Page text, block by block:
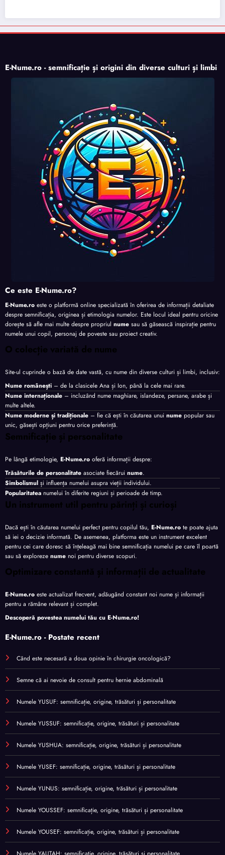
E-Nume.ro - semnificație și origini din diverse culturi și limbi
Ce este E-Nume.ro?
E-Nume.ro este o platformă online specializată în oferirea de informații detaliate
despre semnificația, originea și etimologia numelor. Este locul ideal pentru oricine
dorește să afle mai multe despre propriul nume sau să găsească inspirație pentru
numele unui copil, personaj de poveste sau proiect creativ.
O colecție variată de nume
Site-ul cuprinde o bază de date vastă, cu nume din diverse culturi și limbi, inclusiv:
Nume românești – de la clasicele Ana și Ion, până la cele mai rare.
Nume internaționale – incluzând nume maghiare, islandeze, persane, arabe și
multe altele.
Nume moderne și tradiționale – fie că ești în căutarea unui nume popular sau
unic, găsești opțiuni pentru orice preferință.
Semnificație și personalitate
Pe lângă etimologie, E-Nume.ro oferă informații despre:
Trăsăturile de personalitate asociate fiecărui nume.
Simbolismul și influența numelui asupra vieții individului.
Popularitatea numelui în diferite regiuni și perioade de timp.
Un instrument util pentru părinți și curioși
Dacă ești în căutarea numelui perfect pentru copilul tău, E-Nume.ro te poate ajuta
să iei o decizie informată. De asemenea, platforma este un instrument excelent
pentru cei care doresc să înțeleagă mai bine semnificația numelui pe care îl poartă
sau să exploreze nume noi pentru diverse scopuri.
Optimizare constantă și informații de actualitate
E-Nume.ro este actualizat frecvent, adăugând constant noi nume și informații
pentru a rămâne relevant și complet.
Descoperă povestea numelui tău cu E-Nume.ro!
E-Nume.ro - Postate recent
Când este necesară a doua opinie în chirurgie oncologică?
Semne că ai nevoie de consult pentru hernie abdominală
Numele YUSUF: semnificație, origine, trăsături și personalitate
Numele YUSSUF: semnificație, origine, trăsături și personalitate
Numele YUSHUA: semnificație, origine, trăsături și personalitate
Numele YUSEF: semnificație, origine, trăsături și personalitate
Numele YUNUS: semnificație, origine, trăsături și personalitate
Numele YOUSSEF: semnificație, origine, trăsături și personalitate
Numele YOUSEF: semnificație, origine, trăsături și personalitate